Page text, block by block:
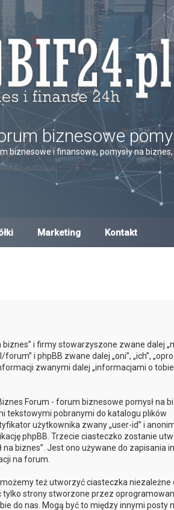
biznesowe
biznesowe i finansowe, pomysły na
Marketing Kontakt
i firmy stowarzyszone zwane dalej
i phpBB zwane dalej „oni”, „ich”,
zwanymi dalej „informacjami o
Forum - forum biznesowe pomysł na
tekstowymi pobranymi do katalogu plików
użytkownika zwany „user-id” i
phpBB. Trzecie ciasteczko zostanie
biznes”. Jest ono używane do zapisania
na forum.
też utworzyć ciasteczka niezależne
strony stworzone przez
do nas. Mogą być to między innymi posty